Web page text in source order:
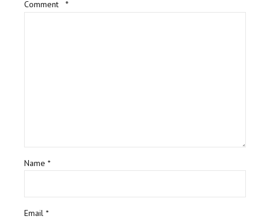
Comment *
Name *
Email *